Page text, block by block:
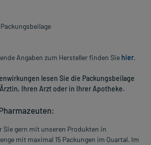
Angaben zum Hersteller finden Sie hier.
lesen Sie die Packungsbeilage
Ihren Arzt oder in Ihrer Apotheke.
Sie gern mit unseren Produkten in
mit maximal 15 Packungen im Quartal. Im